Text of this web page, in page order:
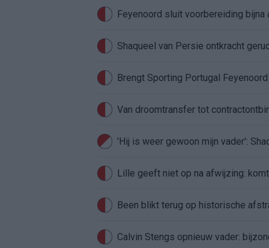
Feyenoord sluit voorbereiding
Shaqueel van Persie ontkracht
Brengt Sporting Portugal
Van droomtransfer tot
'Hij is weer gewoon mijn vader':
Lille geeft niet op na afwijzing:
Been blikt terug op historische
Calvin Stengs opnieuw vader: